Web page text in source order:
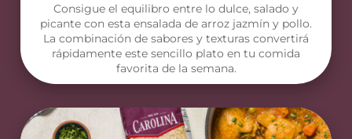
Consigue el equilibro entre lo dulce, salado y
picante con esta ensalada de arroz jazmín y pollo.
La combinación de sabores y texturas convertirá
rápidamente este sencillo plato en tu comida
favorita de la semana.